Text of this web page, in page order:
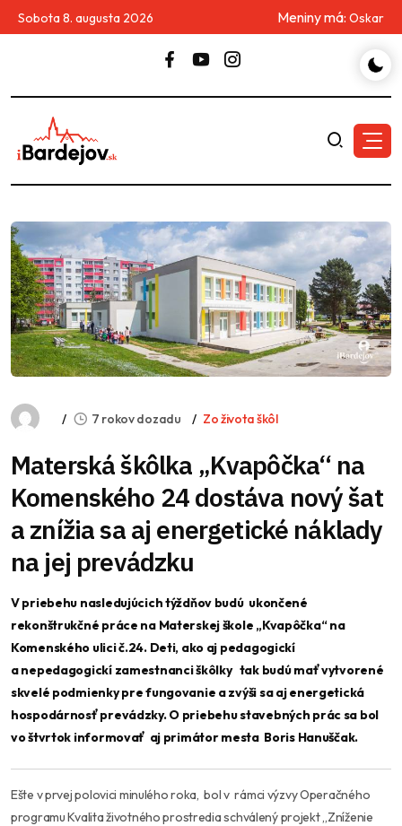
Sobota 8. augusta 2026 Meniny má: Oskar
7 rokov dozadu Zo života škôl
Materská škôlka „Kvapôčka“ na
Komenského 24 dostáva nový šat
a znížia sa aj energetické náklady
na jej prevádzku
V priebehu nasledujúcich týždňov budú ukončené
rekonštrukčné práce na Materskej škole „Kvapôčka“ na
Komenského ulici č.24. Deti, ako aj pedagogickí
a nepedagogickí zamestnanci škôlky tak budú mať vytvorené
skvelé podmienky pre fungovanie a zvýši sa aj energetická
hospodárnosť prevádzky. O priebehu stavebných prác sa bol
vo štvrtok informovať aj primátor mesta Boris Hanuščak.
Ešte v prvej polovici minulého roka, bol v rámci výzvy Operačného
programu Kvalita životného prostredia schválený projekt „Zníženie